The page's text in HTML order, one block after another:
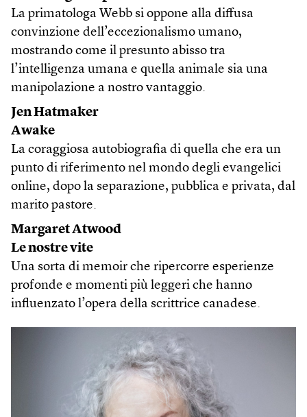
La primatologa Webb si oppone alla diffusa
convinzione dell’eccezionalismo umano,
mostrando come il presunto abisso tra
l’intelligenza umana e quella animale sia una
manipolazione a nostro vantaggio.
Jen Hatmaker
Awake
La coraggiosa autobiografia di quella che era un
punto di riferimento nel mondo degli evangelici
online, dopo la separazione, pubblica e privata, dal
marito pastore.
Margaret Atwood
Le nostre vite
Una sorta di memoir che ripercorre esperienze
profonde e momenti più leggeri che hanno
influenzato l’opera della scrittrice canadese.